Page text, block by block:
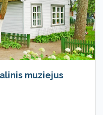
muziejus